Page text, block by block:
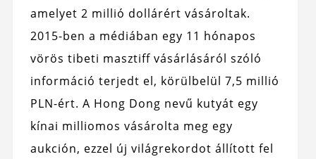
amelyet 2 millió dollárért vásároltak.
2015-ben a médiában egy 11 hónapos
vörös tibeti masztiff vásárlásáról szóló
információ terjedt el, körülbelül 7,5 millió
PLN-ért. A Hong Dong nevű kutyát egy
kínai milliomos vásárolta meg egy
aukción, ezzel új világrekordot állított fel